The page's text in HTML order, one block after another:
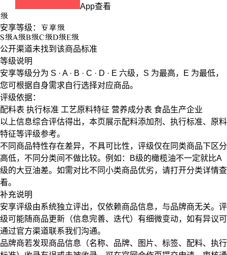
App查看
级
安享等级： 安享级
S级A级B级C级D级E级
公开渠道未找到该商品标准
等级说明
安享等级分为 S · A · B · C · D · E 六级， S 为最高， E 为最低，
您可根据自身需求自行选择对应商品。
评级依据：
配料表 执行标准 工艺原料特征 营养成分表 食品生产企业
以上信息综合评估得出，本页展示配料添加剂 、 执行标准、 原料
特征等评级参考。
不同商品特性存在差异，不具可比性，评级仅在 同类商品下区分
高低，不同分类间不做比较。例如：B级的橄榄油不一定就比A
级的大豆油差。如需对比不同小类商品优劣，请打开分类详情查
看。
补充说明
安享评级由系统独立评出，仅依赖商品信息， 与品牌商无关。评
级可能随商品更新（信息完善、迭代）有细微变动，如有异议可
通过官方渠道联系我们沟通。
品牌商若发现商品信息（名称、品牌、图片、标签、配料、执行